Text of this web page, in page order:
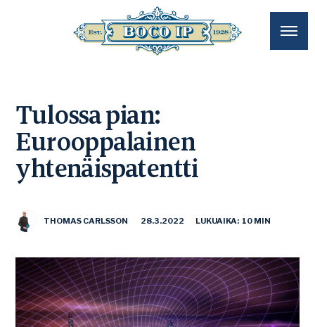
Tulossa pian:
Eurooppalainen
yhtenäispatentti
THOMAS CARLSSON 28.3.2022 LUKUAIKA: 10 MIN